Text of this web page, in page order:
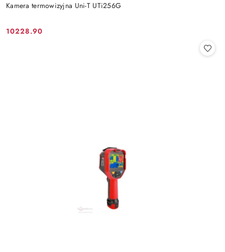
Kamera termowizyjna Uni-T UTi256G
Cena:
10228.90